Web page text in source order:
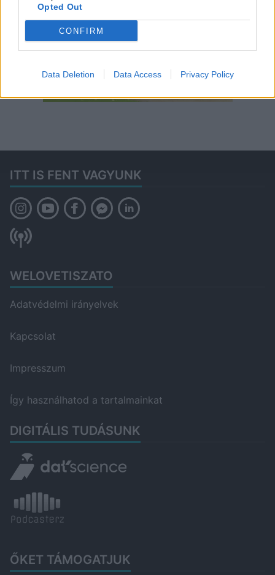
Opted Out
CONFIRM
Data Deletion Data Access Privacy Policy
ITT IS FENT VAGYUNK
WELOVETISZATO
Adatvédelmi irányelvek
Kapcsolat
Impresszum
Így használhatod a tartalmainkat
DIGITÁLIS TUDÁSUNK
ŐKET TÁMOGATJUK